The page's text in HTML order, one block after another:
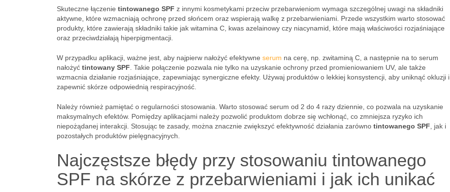
Skuteczne łączenie tintowanego SPF z innymi kosmetykami przeciw przebarwieniom wymaga szczególnej uwagi na składniki
aktywne, które wzmacniają ochronę przed słońcem oraz wspierają walkę z przebarwieniami. Przede wszystkim warto stosować
produkty, które zawierają składniki takie jak witamina C, kwas azelainowy czy niacynamid, które mają właściwości rozjaśniające
oraz przeciwdziałają hiperpigmentacji.
W przypadku aplikacji, ważne jest, aby najpierw nałożyć efektywne serum na cerę, np. zwitaminą C, a następnie na to serum
nałożyć tintowany SPF . Takie połączenie pozwala nie tylko na uzyskanie ochrony przed promieniowaniem UV, ale także
wzmacnia działanie rozjaśniające, zapewniając synergiczne efekty. Używaj produktów o lekkiej konsystencji, aby uniknąć okluzji i
zapewnić skórze odpowiednią respiracyjność.
Należy również pamiętać o regularności stosowania. Warto stosować serum od 2 do 4 razy dziennie, co pozwala na uzyskanie
maksymalnych efektów. Pomiędzy aplikacjami należy pozwolić produktom dobrze się wchłonąć, co zmniejsza ryzyko ich
niepożądanej interakcji. Stosując te zasady, można znacznie zwiększyć efektywność działania zarówno tintowanego SPF , jak i
pozostałych produktów pielęgnacyjnych.
Najczęstsze błędy przy stosowaniu tintowanego
SPF na skórze z przebarwieniami i jak ich unikać